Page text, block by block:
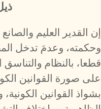
إن القدير العليم
وحكمته، وعدمَ تدخل
قطعا، بالنظام
على صورة القوانين
بشواذ القوانين